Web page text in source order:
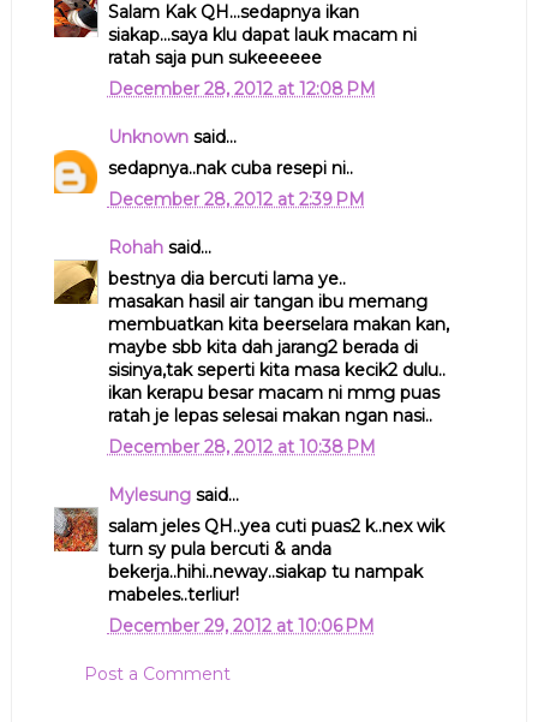
Salam Kak QH...sedapnya ikan
siakap...saya klu dapat lauk macam ni
ratah saja pun sukeeeeee
December 28, 2012 at 12:08 PM
Unknownsaid...
sedapnya..nak cuba resepi ni..
December 28, 2012 at 2:39 PM
Rohahsaid...
bestnya dia bercuti lama ye..
masakan hasil air tangan ibu memang
membuatkan kita beerselara makan kan,
maybe sbb kita dah jarang2 berada di
sisinya,tak seperti kita masa kecik2 dulu..
ikan kerapu besar macam ni mmg puas
ratah je lepas selesai makan ngan nasi..
December 28, 2012 at 10:38 PM
Mylesungsaid...
salam jeles QH..yea cuti puas2 k..nex wik
turn sy pula bercuti & anda
bekerja..hihi..neway..siakap tu nampak
mabeles..terliur!
December 29, 2012 at 10:06 PM
Post a Comment